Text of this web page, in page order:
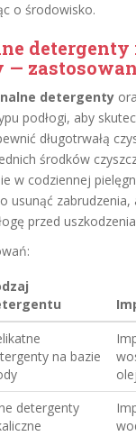
o środowisko.
detergenty
—
detergenty
podłogi, aby
długotrwałą
środków
w codziennej
usunąć zabrudzenia,
przed
na bazie
detergenty